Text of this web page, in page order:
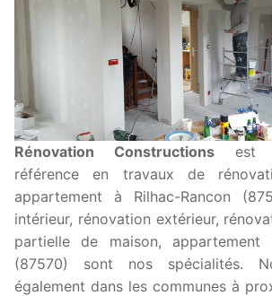
Rénovation Constructions est
référence en travaux de
appartement à Rilhac-Rancon
intérieur, rénovation extérieur,
partielle de maison, appartement
(87570) sont nos spécialités.
également dans les communes à